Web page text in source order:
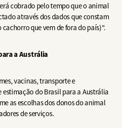
cobrado pelo tempo que o animal
através dos dados que constam
que vem de fora do país)".
a Austrália
vacinas, transporte e
do Brasil para a Austrália
as escolhas dos donos do animal
de serviços.